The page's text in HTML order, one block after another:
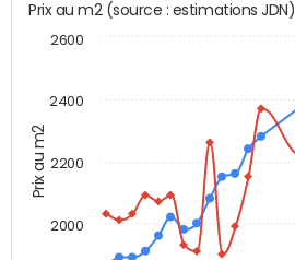
Prix au m2
Prix au m2 (source : estimations JDN)
2000
2200
2400
2600